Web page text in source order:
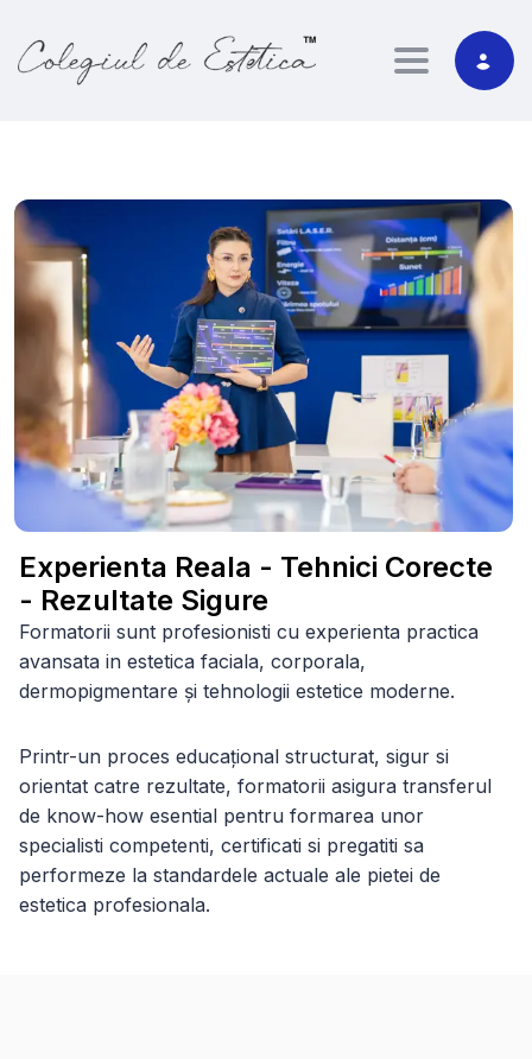
Toggle
Experienta Reala - Tehnici Corecte
- Rezultate Sigure
Formatorii sunt profesionisti cu experienta practica
avansata in estetica faciala, corporala,
dermopigmentare și tehnologii estetice moderne.
Printr-un proces educațional structurat, sigur si
orientat catre rezultate, formatorii asigura transferul
de know-how esential pentru formarea unor
specialisti competenti, certificati si pregatiti sa
performeze la standardele actuale ale pietei de
estetica profesionala.